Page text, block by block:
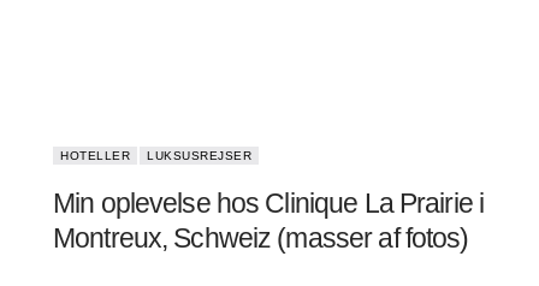
HOTELLER LUKSUSREJSER
Min oplevelse hos Clinique La Prairie i
Montreux, Schweiz (masser af fotos)